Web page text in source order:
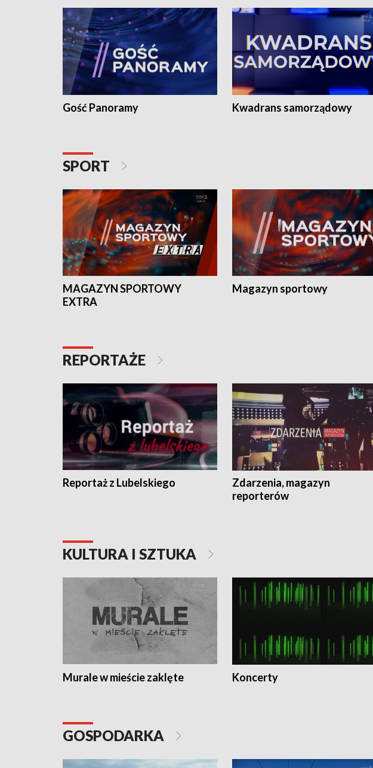
Gość Panoramy Kwadrans samorządowy
SPORT
MAGAZYN SPORTOWY
EXTRA
Magazyn sportowy
REPORTAŻE
Reportaż z Lubelskiego
Zdarzenia, magazyn
reporterów
KULTURA I SZTUKA
Murale w mieście zaklęte Koncerty
GOSPODARKA